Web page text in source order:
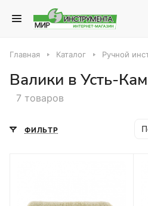
Главная Каталог Ручной
Валики в Усть-
7 товаров
ФИЛЬТР